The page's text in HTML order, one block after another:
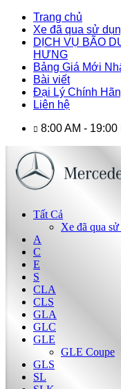
Trang chủ
Xe đã qua sử
DỊCH VỤ BÃO
HƯNG
Bảng Giá Mới
Bài viết
Đại Lý Chính
Liên hệ
8:00 AM - 19:00
Tất Cả
Xe đã qua
A
C
E
S
CLA
CLS
GLA
GLC
GLE
GLE Coupe
GLS
SL